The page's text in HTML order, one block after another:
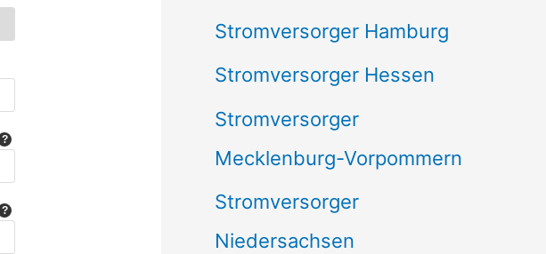
Stromversorger Hamburg
Stromversorger Hessen
Stromversorger
Mecklenburg-Vorpommern
Stromversorger
Niedersachsen